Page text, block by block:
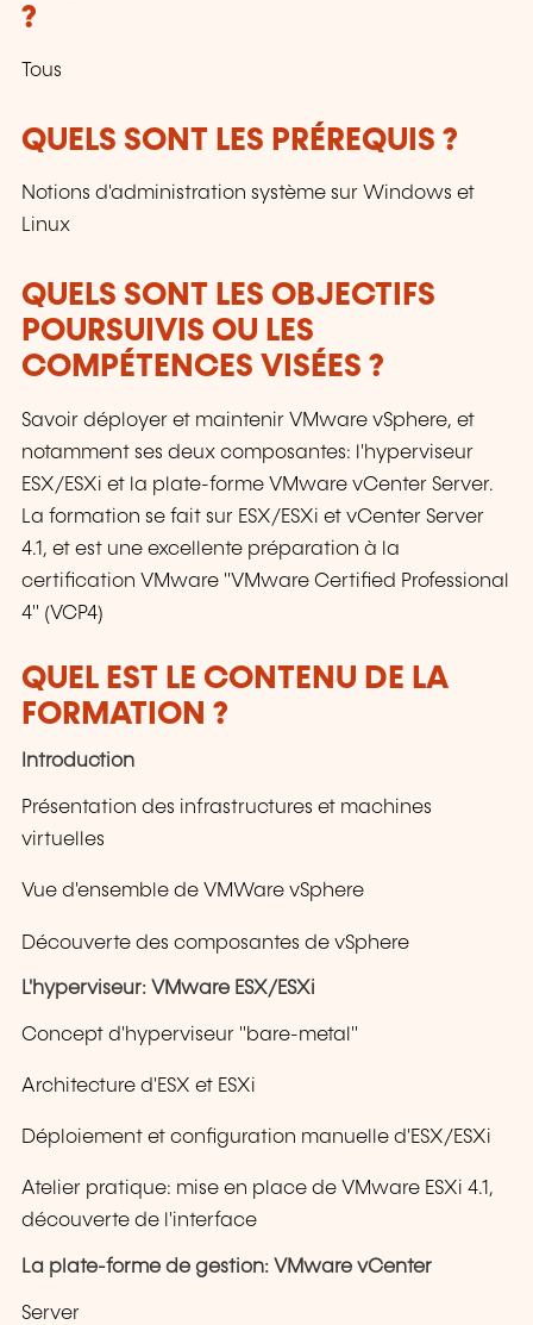
?
Tous
QUELS SONT LES PRÉREQUIS ?
Notions d'administration système sur Windows et
Linux
QUELS SONT LES OBJECTIFS
POURSUIVIS OU LES
COMPÉTENCES VISÉES ?
Savoir déployer et maintenir VMware vSphere, et
notamment ses deux composantes: l'hyperviseur
ESX/ESXi et la plate-forme VMware vCenter Server.
La formation se fait sur ESX/ESXi et vCenter Server
4.1, et est une excellente préparation à la
certification VMware "VMware Certified Professional
4" (VCP4)
QUEL EST LE CONTENU DE LA
FORMATION ?
Introduction
Présentation des infrastructures et machines
virtuelles
Vue d'ensemble de VMWare vSphere
Découverte des composantes de vSphere
L'hyperviseur: VMware ESX/ESXi
Concept d'hyperviseur "bare-metal"
Architecture d'ESX et ESXi
Déploiement et configuration manuelle d'ESX/ESXi
Atelier pratique: mise en place de VMware ESXi 4.1,
découverte de l'interface
La plate-forme de gestion: VMware vCenter
Server